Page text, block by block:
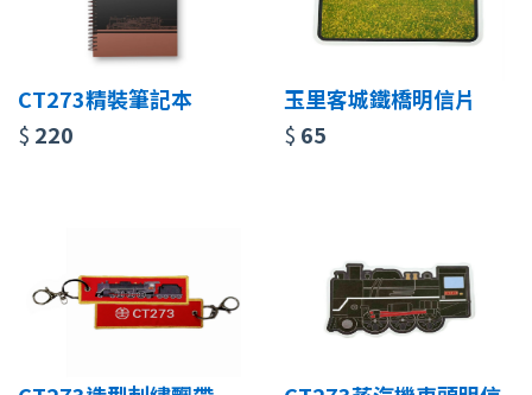
CT273精裝筆記本
$ 220
玉里客城鐵橋明信片
$ 65